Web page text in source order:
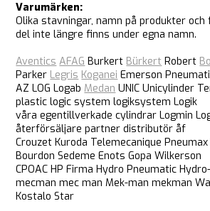
Varumärken:
Olika stavningar, namn på produkter
del inte längre finns under egna namn.
Aventics AFAG Burkert Bürkert Robert
Parker Legris Koganei Emerson
AZ LOG Logab Medan UNIC Unicylinder
plastic logic system logiksystem Logik
våra egentillverkade cylindrar Logmin
återförsäljare partner distributör åf
Crouzet Kuroda Telemecanique
Bourdon Sedeme Enots Gopa Wilkerson
CPOAC HP Firma Hydro Pneumatic
mecman mec man Mek-man mekman
Kostalo Star